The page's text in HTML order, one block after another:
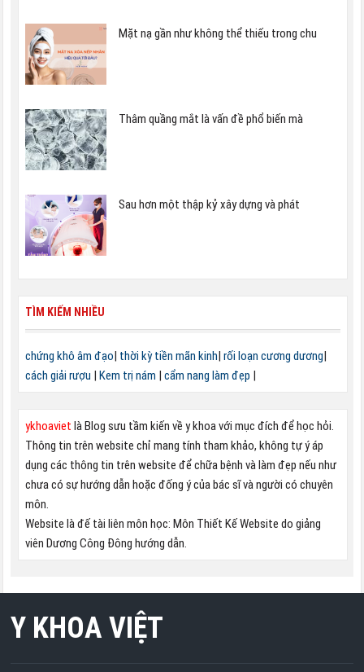
Mặt nạ gần như không thể thiếu trong chu
Thâm quầng mắt là vấn đề phổ biến mà
Sau hơn một thập kỷ xây dựng và phát
TÌM KIẾM NHIỀU
chứng khô âm đạo| thời kỳ tiền mãn kinh| rối loạn cương dương|
cách giải rượu | Kem trị nám | cẩm nang làm đẹp |
ykhoaviet là Blog sưu tầm kiến về y khoa với mục đích để học hỏi.
Thông tin trên website chỉ mang tính tham khảo, không tự ý áp
dụng các thông tin trên website để chữa bệnh và làm đẹp nếu như
chưa có sự hướng dẫn hoặc đống ý của bác sĩ và người có chuyên
môn.
Website là đế tài liên môn học: Môn Thiết Kế Website do giảng
viên Dương Công Đông hướng dẫn.
Y KHOA VIỆT